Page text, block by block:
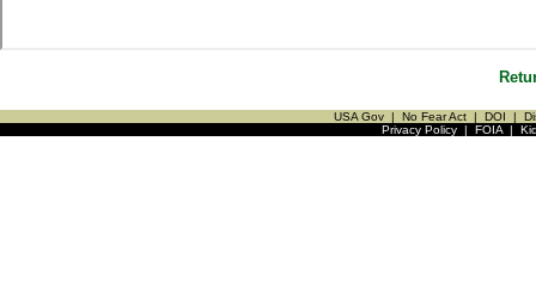
USA Gov | No Fear Act | DOI |
Privacy Policy| FOIA|